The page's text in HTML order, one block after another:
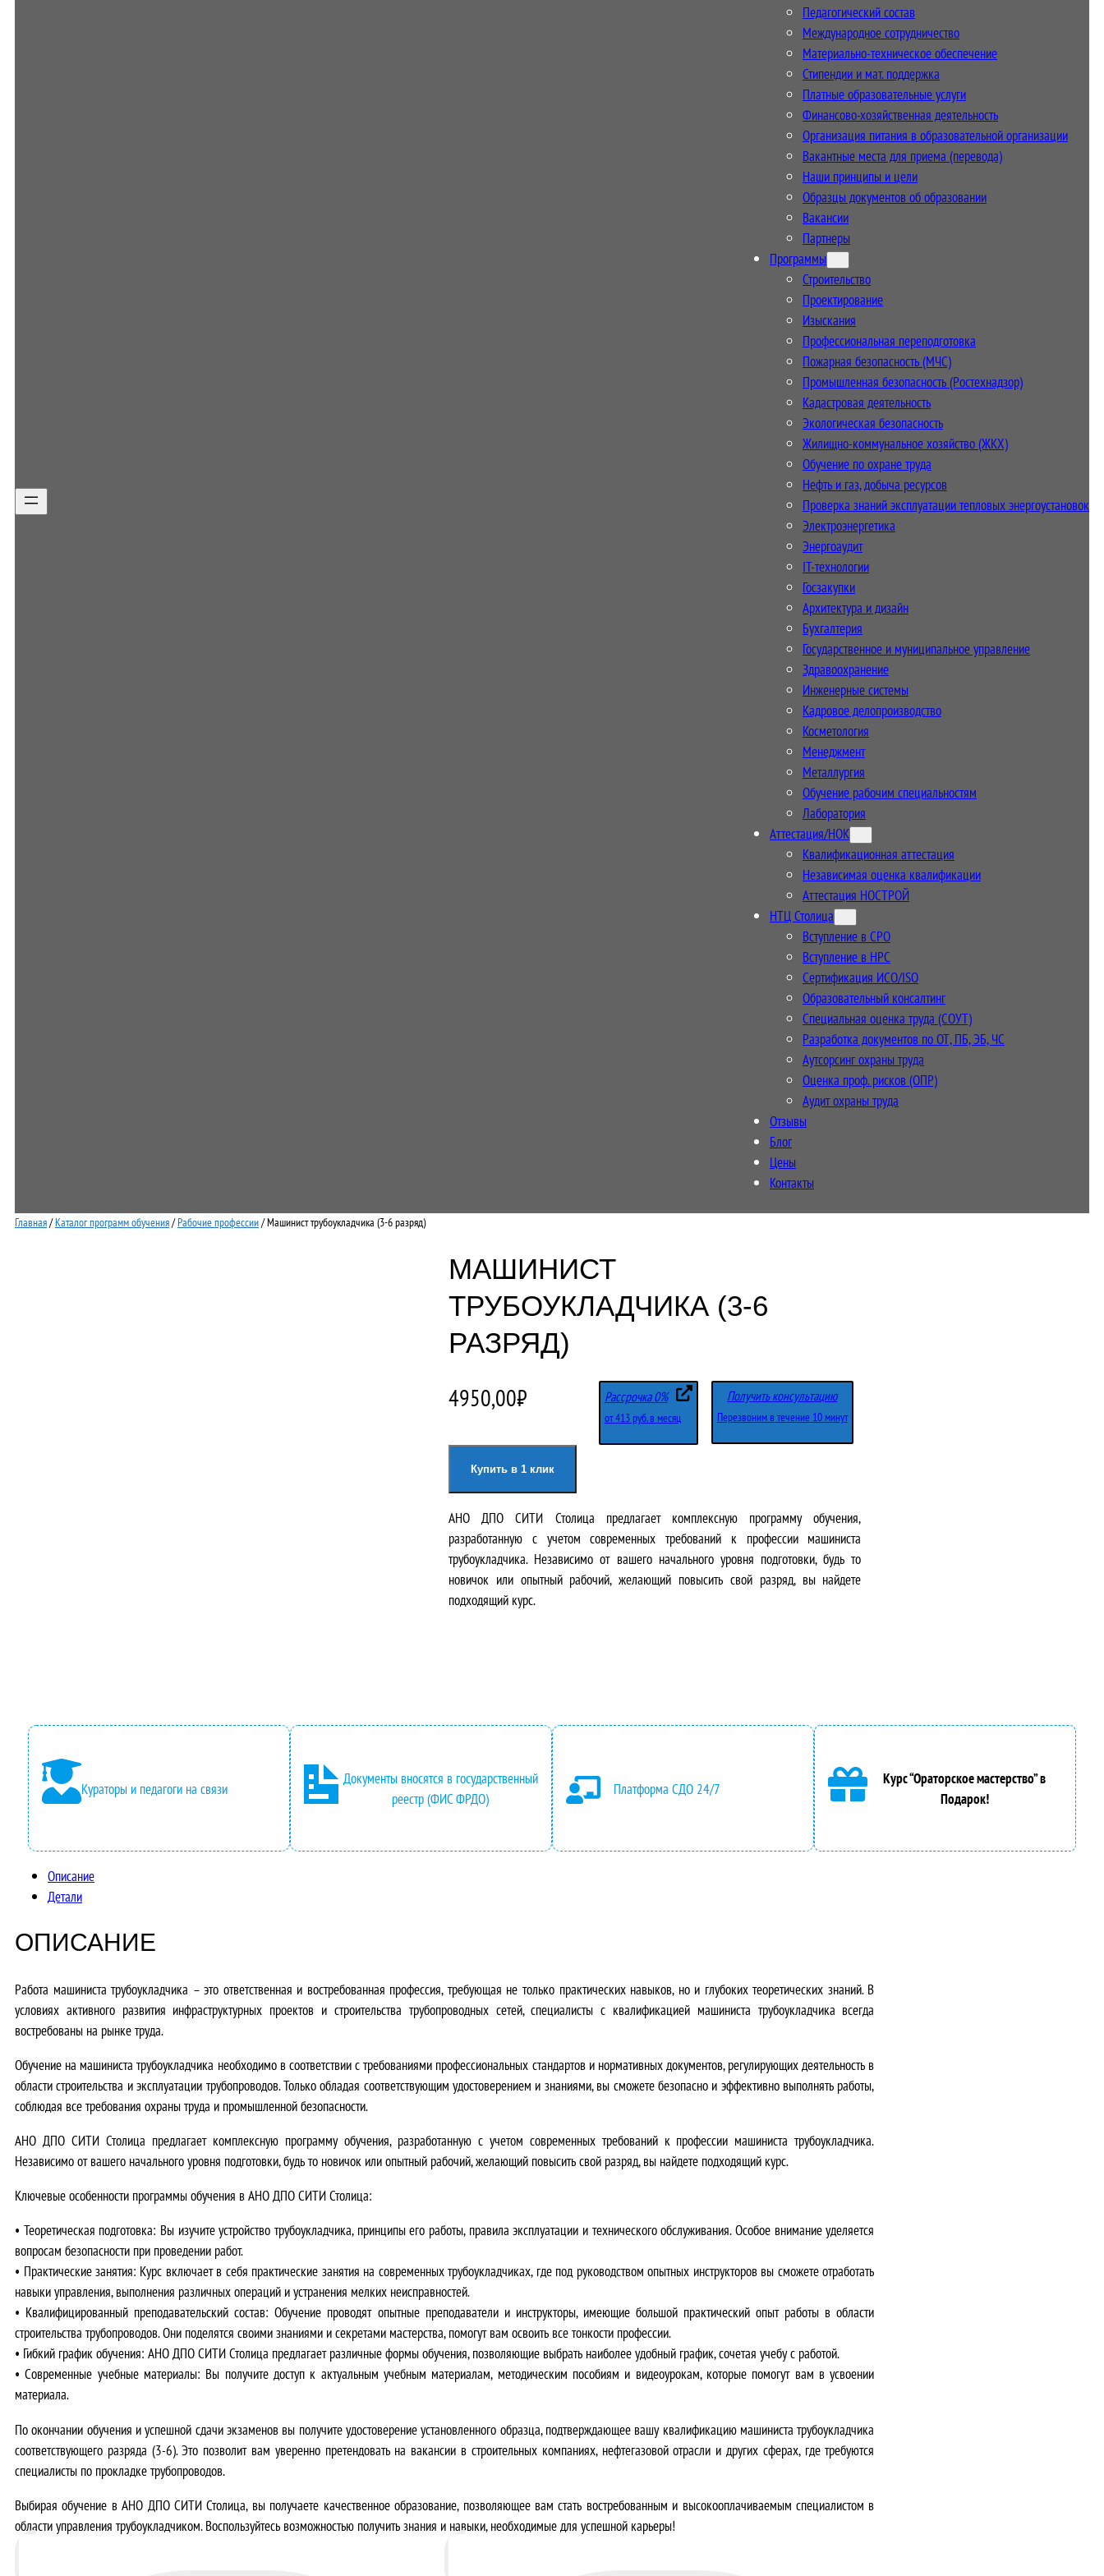
Педагогический состав
Международное сотрудничество
Материально-техническое обеспечение
Стипендии и мат. поддержка
Платные образовательные услуги
Финансово-хозяйственная деятельность
Организация питания в образовательной организации
Вакантные места для приема (перевода)
Наши принципы и цели
Образцы документов об образовании
Вакансии
Партнеры
Программы
Строительство
Проектирование
Изыскания
Профессиональная переподготовка
Пожарная безопасность (МЧС)
Промышленная безопасность (Ростехнадзор)
Кадастровая деятельность
Экологическая безопасность
Жилищно-коммунальное хозяйство (ЖКХ)
Обучение по охране труда
Нефть и газ, добыча ресурсов
Проверка знаний эксплуатации тепловых энергоустановок
Электроэнергетика
Энергоаудит
IT-технологии
Госзакупки
Архитектура и дизайн
Бухгалтерия
Государственное и муниципальное управление
Здравоохранение
Инженерные системы
Кадровое делопроизводство
Косметология
Менеджмент
Металлургия
Обучение рабочим специальностям
Лаборатория
Аттестация/НОК
Квалификационная аттестация
Независимая оценка квалификации
Аттестация НОСТРОЙ
НТЦ Столица
Вступление в СРО
Вступление в НРС
Сертификация ИСО/ISO
Образовательный консалтинг
Специальная оценка труда (СОУТ)
Разработка документов по ОТ, ПБ, ЭБ, ЧС
Аутсорсинг охраны труда
Оценка проф. рисков (ОПР)
Аудит охраны труда
Отзывы
Блог
Цены
Контакты
Главная/Каталог программ обучения/Рабочие профессии/ Машинист трубоукладчика (3-6 разряд)
МАШИНИСТ
ТРУБОУКЛАДЧИКА (3-6
РАЗРЯД)
4950,00₽ Рассрочка 0%
от 413 руб. в месяц
Получить консультацию
Перезвоним в течение 10 минут
Купить в 1 клик
АНО ДПО СИТИ Столица предлагает комплексную программу обучения,
разработанную с учетом современных требований к профессии машиниста
трубоукладчика. Независимо от вашего начального уровня подготовки, будь то
новичок или опытный рабочий, желающий повысить свой разряд, вы найдете
подходящий курс.
Кураторы и педагоги на связи
Документы вносятся в государственный
реестр (ФИС ФРДО)
Платформа СДО 24/7
Курс “Ораторское мастерство” в
Подарок!
Описание
Детали
ОПИСАНИЕ
Работа машиниста трубоукладчика – это ответственная и востребованная профессия, требующая не только практических навыков, но и глубоких теоретических знаний. В
условиях активного развития инфраструктурных проектов и строительства трубопроводных сетей, специалисты с квалификацией машиниста трубоукладчика всегда
востребованы на рынке труда.
Обучение на машиниста трубоукладчика необходимо в соответствии с требованиями профессиональных стандартови нормативных документов, регулирующих деятельность в
области строительства и эксплуатации трубопроводов. Только обладая соответствующим удостоверением и знаниями, вы сможете безопасно и эффективно выполнять работы,
соблюдая все требования охраны труда и промышленной безопасности.
АНО ДПО СИТИ Столица предлагает комплексную программу обучения, разработанную с учетом современных требований к профессии машиниста трубоукладчика.
Независимо от вашего начального уровня подготовки, будь то новичок или опытный рабочий, желающий повысить свой разряд, вы найдете подходящий курс.
Ключевые особенности программы обучения в АНО ДПО СИТИ Столица:
• Теоретическая подготовка: Вы изучите устройство трубоукладчика, принципы его работы, правила эксплуатации и технического обслуживания. Особое внимание уделяется
вопросам безопасности при проведении работ.
• Практические занятия: Курс включает в себя практические занятия на современных трубоукладчиках, где под руководством опытных инструкторов вы сможете отработать
навыки управления, выполнения различных операций и устранения мелких неисправностей.
• Квалифицированный преподавательский состав: Обучение проводят опытные преподаватели и инструкторы, имеющие большой практический опыт работы в области
строительства трубопроводов. Они поделятся своими знаниями и секретами мастерства, помогут вам освоить все тонкости профессии.
• Гибкий график обучения: АНО ДПО СИТИ Столица предлагает различные формы обучения, позволяющие выбрать наиболее удобный график, сочетая учебу с работой.
•Современные учебные материалы: Вы получите доступ к актуальным учебным материалам, методическим пособиям и видеоурокам, которые помогут вам в усвоении
материала.
По окончании обучения и успешной сдачи экзаменов вы получитеудостоверение установленного образца, подтверждающее вашу квалификацию машиниста трубоукладчика
соответствующего разряда (3-6). Это позволит вам уверенно претендовать на вакансии в строительных компаниях, нефтегазовой отрасли и других сферах, где требуются
специалисты по прокладке трубопроводов.
Выбирая обучение в АНО ДПО СИТИ Столица, вы получаете качественное образование, позволяющее вам стать востребованным и высокооплачиваемым специалистом в
области управления трубоукладчиком. Воспользуйтесь возможностью получить знания и навыки, необходимые для успешной карьеры!